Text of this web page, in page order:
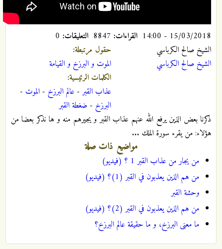
15/03/2018 - 14:00 القراءات: التعليقات:
الشيخ صالح الكرباسي
الشيخ صالح الكرباسي
حقول مرتبطة:
الموت و البرزخ و القيامة
الكلمات الرئيسية:
عذاب القبر- عالم البرزخ - الموت -
البرزخ - ضغطة القبر
ذكرنا بعض الذين يرفع الله عنهم عذاب القبر و يجيرهم منه و ها نذكر بعضا من
هؤلاء: من يقرء سورة الملك ...
مواضيع ذات صلة
من يجار من عذاب القبر 1 ؟ (فيديو)
من هم الذين يعذبون في القبر (1)؟ (فيديو)
وحشة القبر
من هم الذين يعذبون في القبر (2)؟ (فيديو)
ما معنى البرزخ، و ما حقيقة عالم البرزخ؟